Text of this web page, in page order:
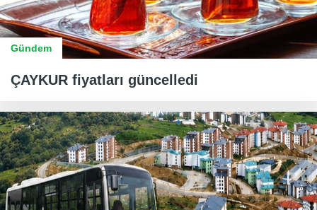
Gündem
ÇAYKUR fiyatları güncelledi